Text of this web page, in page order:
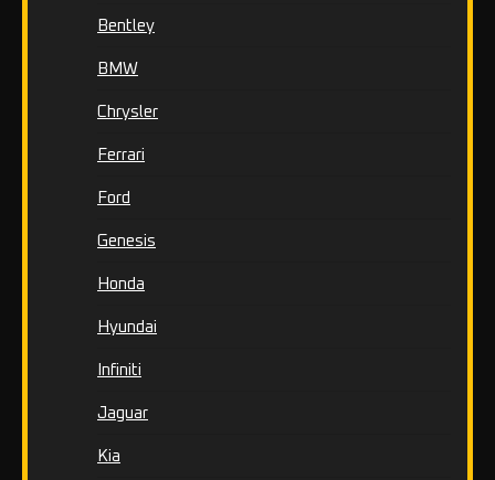
Bentley
BMW
Chrysler
Ferrari
Ford
Genesis
Honda
Hyundai
Infiniti
Jaguar
Kia